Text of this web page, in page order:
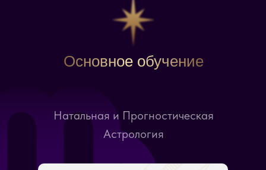
Основное обучение
Натальная и Прогностическая
Астрология